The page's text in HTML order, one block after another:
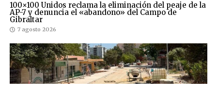
100×100 Unidos reclama la eliminación del peaje de la
AP-7 y denuncia el «abandono» del Campo de
Gibraltar
7 agosto 2026